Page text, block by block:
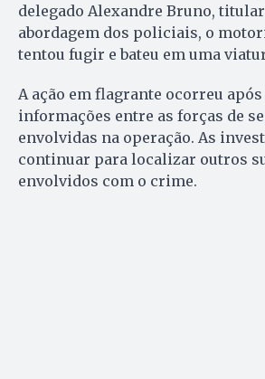
delegado Alexandre Bruno, titular
abordagem dos policiais, o
tentou fugir e bateu em uma
A ação em flagrante ocorreu
informações entre as forças de
envolvidas na operação. As
continuar para localizar outros
envolvidos com o crime.